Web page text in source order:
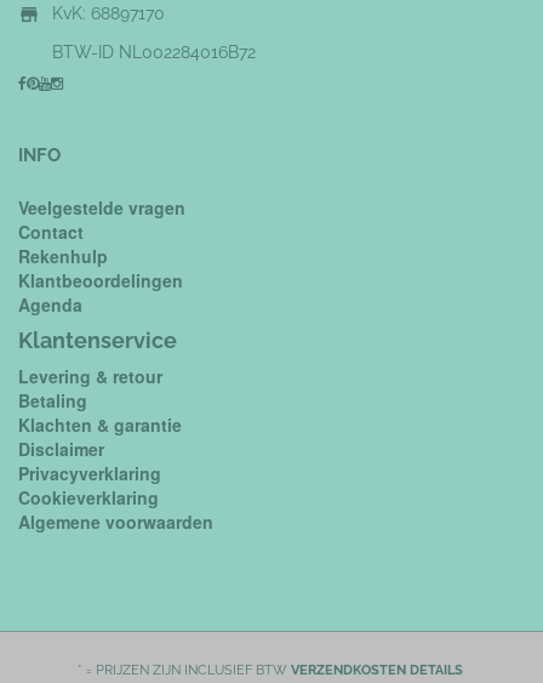

KvK: 68897170
BTW-ID NL002284016B72
INFO
Veelgestelde vragen
Contact
Rekenhulp
Klantbeoordelingen
Agenda
Klantenservice
Levering & retour
Betaling
Klachten & garantie
Disclaimer
Privacyverklaring
Cookieverklaring
Algemene voorwaarden
* = PRIJZEN ZIJN INCLUSIEF BTW VERZENDKOSTEN DETAILS